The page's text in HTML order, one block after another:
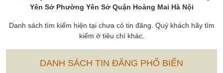
Yên Sở Phường Yên Sở Quận Hoàng Mai Hà Nội
Danh sách tìm kiếm hiện tại chưa có tin đăng. Quý khách hãy tìm
kiếm ở tiêu chí khác.
DANH SÁCH TIN ĐĂNG PHỔ BIẾN
LIÊN HỆ